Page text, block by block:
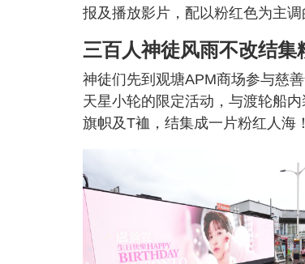
报及播放影片，配以粉红色为主
三百人神徒风雨不改结集
神徒们先到观塘APM商场参与慈
天星小轮的限定活动，与渡轮船
旗帜及T裇，结集成一片粉红人海！